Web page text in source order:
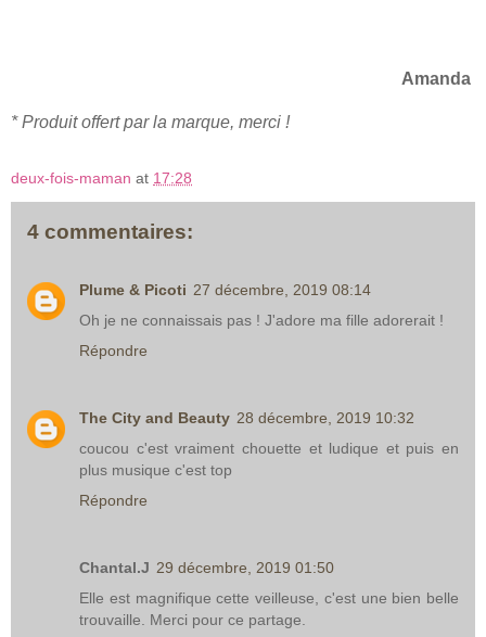
Amanda
* Produit offert par la marque, merci !
deux-fois-maman at 17:28
4 commentaires:
Plume & Picoti 27 décembre, 2019 08:14
Oh je ne connaissais pas ! J'adore ma fille adorerait !
Répondre
The City and Beauty 28 décembre, 2019 10:32
coucou c'est vraiment chouette et ludique et puis en
plus musique c'est top
Répondre
Chantal.J 29 décembre, 2019 01:50
Elle est magnifique cette veilleuse, c'est une bien belle
trouvaille. Merci pour ce partage.